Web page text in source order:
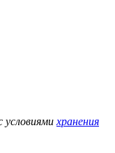
хранения